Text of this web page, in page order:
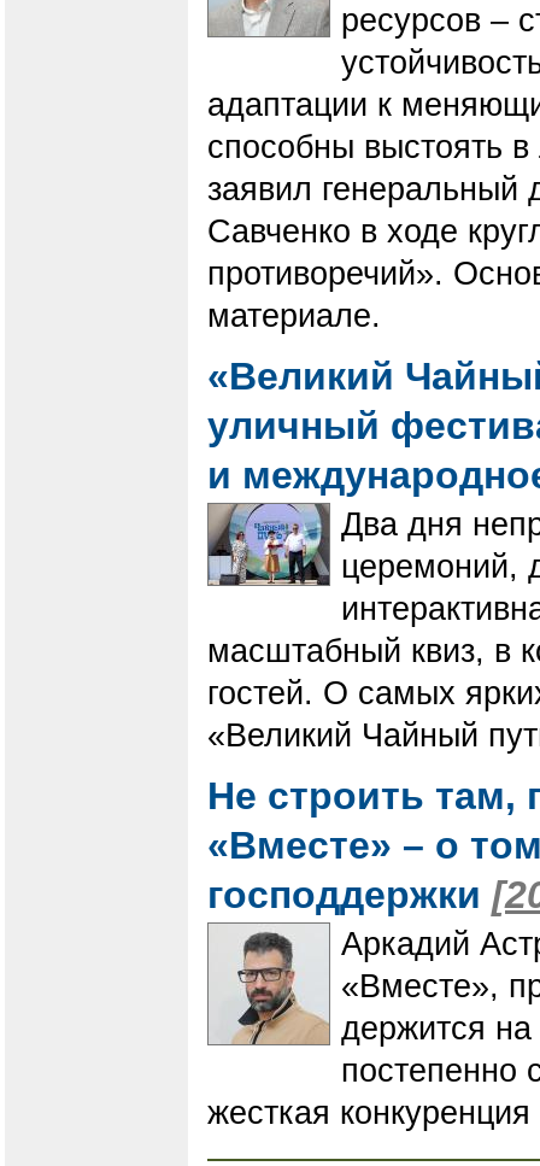
ресурсов –
адаптации к
способны выстоять
заявил
Савченко в ходе
противоречий».
материале.
«Великий
уличный
и
Два дня
церемоний,
масштабный квиз, в
гостей. О самых
«Великий Чайный
Не строить там,
«Вместе» – о
господдержки
Аркадий
«Вместе»,
держится на
постепенно
жесткая